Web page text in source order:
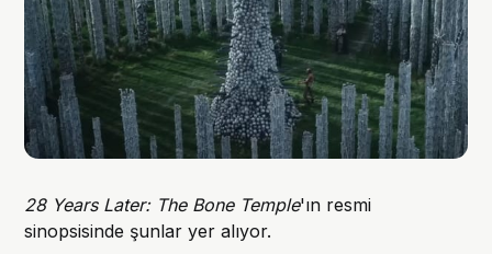
28 Years Later: The Bone Temple'ın resmi
sinopsisinde şunlar yer alıyor.